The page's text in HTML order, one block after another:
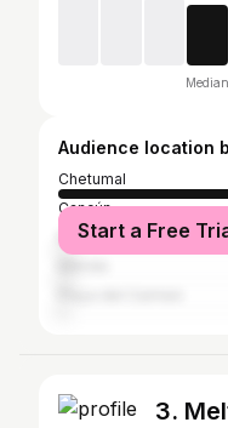
Median
Audience location
Chetumal
Cancún
Mexico City
Start a Free
3.